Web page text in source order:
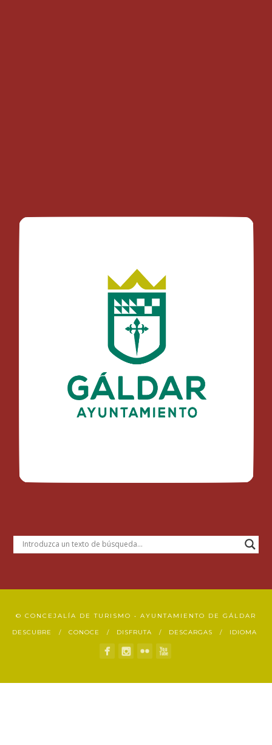
© CONCEJALÍA DE TURISMO • AYUNTAMIENTO DE GÁLDAR
DESCUBRE CONOCE DISFRUTA DESCARGAS IDIOMA